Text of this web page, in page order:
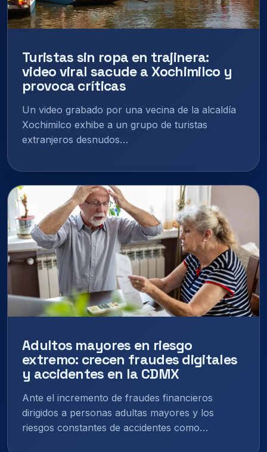
Turistas sin ropa en trajinera:
video viral sacude a Xochimilco y
provoca críticas
Un video grabado por una vecina de la alcaldía
Xochimilco exhibe a un grupo de turistas
extranjeros desnudos…
Adultos mayores en riesgo
extremo: crecen fraudes digitales
y accidentes en la CDMX
Ante el incremento de fraudes financieros
dirigidos a personas adultas mayores y los
riesgos constantes de accidentes como…